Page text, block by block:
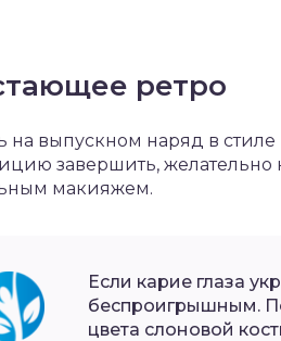
ретро
на выпускном наряд в
завершить, желательно
макияжем.
Если карие глаза
беспроигрышным.
цвета слоновой